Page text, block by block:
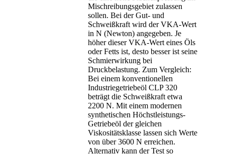
Mischreibungsgebiet zulassen
sollen. Bei der Gut- und
Schweißkraft wird der VKA-Wert
in N (Newton) angegeben. Je
höher dieser VKA-Wert eines Öls
oder Fetts ist, desto besser ist seine
Schmierwirkung bei
Druckbelastung. Zum Vergleich:
Bei einem konventionellen
Industriegetriebeöl CLP 320
beträgt die Schweißkraft etwa
2200 N. Mit einem modernen
synthetischen Höchstleistungs-
Getriebeöl der gleichen
Viskositätsklasse lassen sich Werte
von über 3600 N erreichen.
Alternativ kann der Test so